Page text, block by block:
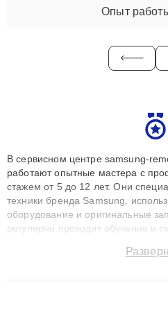
Опыт
В сервисном центре samsung-
работают опытные мастера с
стажем от 5 до 12 лет. Они
техники бренда Samsung,
оборудование и оригинальные
регулярно проходит обучение и
технику с сохранением гарантии